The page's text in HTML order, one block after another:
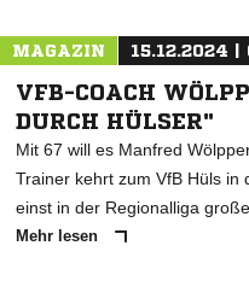
MAGAZIN 15.12.2024 |
VFB-COACH
DURCH HÜLSER"
Mit 67 will es Manfred
Trainer kehrt zum VfB Hüls
einst in der Regionalliga
Mehr lesen